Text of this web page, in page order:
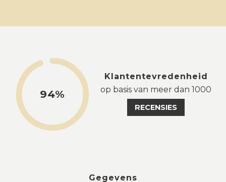
94%
Klantentevredenheid
op basis van meer dan 1000
RECENSIES
Gegevens